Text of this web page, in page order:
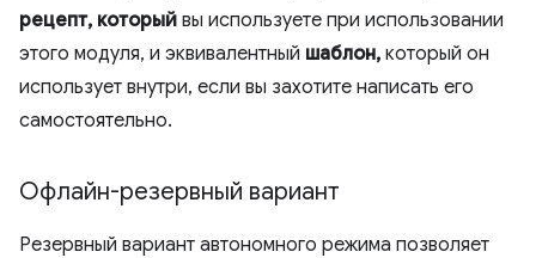
рецепт, который вы используете при использовании
этого модуля, и эквивалентный шаблон, который он
использует внутри, если вы захотите написать его
самостоятельно.
Офлайн-резервный вариант
Резервный вариант автономного режима позволяет